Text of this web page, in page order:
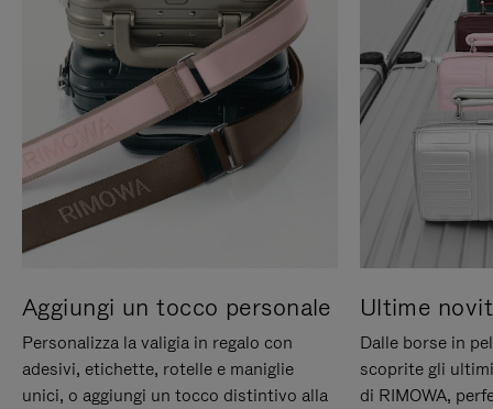
Aggiungi un tocco personale
Personalizza la valigia in regalo con
adesivi, etichette, rotelle e maniglie
unici, o aggiungi un tocco distintivo alla
Ultime
Dalle borse in
scoprite gli
di RIMOWA,